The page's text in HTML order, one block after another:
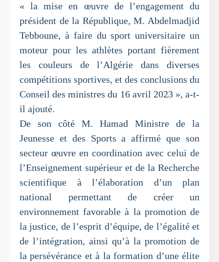
« la mise en œuvre de l’engagement du
président de la République, M. Abdelmadjid
Tebboune, à faire du sport universitaire un
moteur pour les athlètes portant fièrement
les couleurs de l’Algérie dans diverses
compétitions sportives, et des conclusions du
Conseil des ministres du 16 avril 2023 », a-t-
il ajouté.
De son côté M. Hamad Ministre de la
Jeunesse et des Sports a affirmé que son
secteur œuvre en coordination avec celui de
l’Enseignement supérieur et de la Recherche
scientifique à l’élaboration d’un plan
national permettant de créer un
environnement favorable à la promotion de
la justice, de l’esprit d’équipe, de l’égalité et
de l’intégration, ainsi qu’à la promotion de
la persévérance et à la formation d’une élite